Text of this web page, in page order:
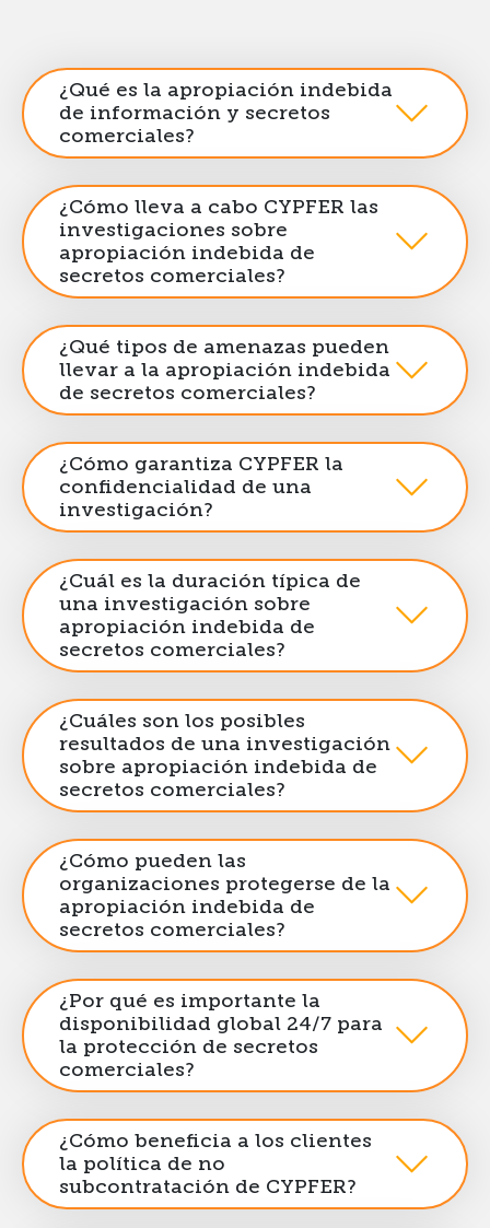
¿Qué es la apropiación indebida
de información y secretos
comerciales?
¿Cómo lleva a cabo CYPFER las
investigaciones sobre
apropiación indebida de
secretos comerciales?
¿Qué tipos de amenazas pueden
llevar a la apropiación indebida
de secretos comerciales?
¿Cómo garantiza CYPFER la
confidencialidad de una
investigación?
¿Cuál es la duración típica de
una investigación sobre
apropiación indebida de
secretos comerciales?
¿Cuáles son los posibles
resultados de una investigación
sobre apropiación indebida de
secretos comerciales?
¿Cómo pueden las
organizaciones protegerse de la
apropiación indebida de
secretos comerciales?
¿Por qué es importante la
disponibilidad global 24/7 para
la protección de secretos
comerciales?
¿Cómo beneficia a los clientes
la política de no
subcontratación de CYPFER?